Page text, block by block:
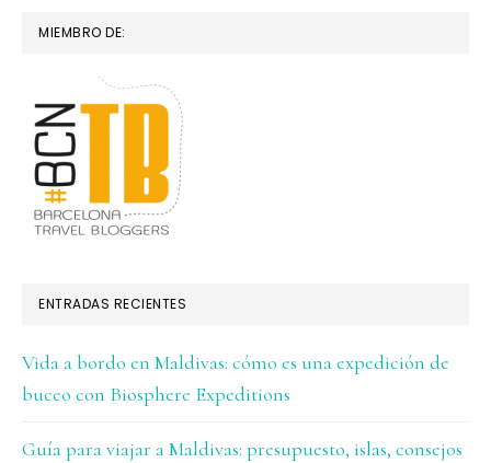
MIEMBRO DE:
ENTRADAS RECIENTES
Vida a bordo en Maldivas: cómo es una expedición de
buceo con Biosphere Expeditions
Guía para viajar a Maldivas: presupuesto, islas, consejos